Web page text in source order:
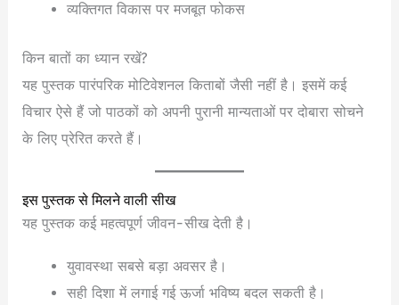
व्यक्तिगत विकास पर मजबूत फोकस
किन बातों का ध्यान रखें?
यह पुस्तक पारंपरिक मोटिवेशनल किताबों जैसी नहीं है। इसमें कई
विचार ऐसे हैं जो पाठकों को अपनी पुरानी मान्यताओं पर दोबारा सोचने
के लिए प्रेरित करते हैं।
इस पुस्तक से मिलने वाली सीख
यह पुस्तक कई महत्वपूर्ण जीवन-सीख देती है।
युवावस्था सबसे बड़ा अवसर है।
सही दिशा में लगाई गई ऊर्जा भविष्य बदल सकती है।